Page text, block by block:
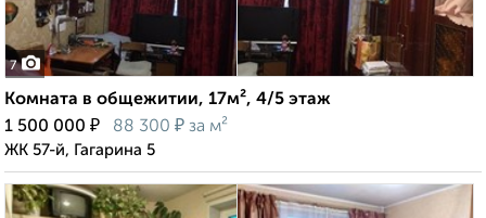
7
Комната в общежитии, 17м², 4/5 этаж
1 500 000 ₽ 88 300 ₽ за м²
ЖК 57-й, Гагарина 5